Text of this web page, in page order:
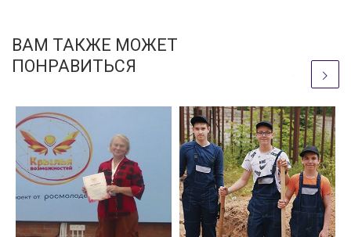
ВАМ ТАКЖЕ МОЖЕТ
ПОНРАВИТЬСЯ